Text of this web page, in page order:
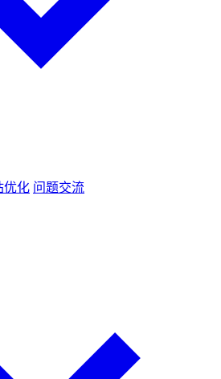
优化 问题交流